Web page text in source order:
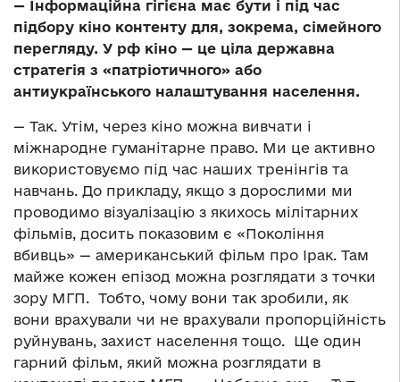
— Інформаційна гігієна має бути і під час
підбору кіно контенту для, зокрема, сімейного
перегляду. У рф кіно — це ціла державна
стратегія з «патріотичного» або
антиукраїнського налаштування населення.
— Так. Утім, через кіно можна вивчати і
міжнародне гуманітарне право. Ми це активно
використовуємо під час наших тренінгів та
навчань. До прикладу, якщо з дорослими ми
проводимо візуалізацію з якихось мілітарних
фільмів, досить показовим є «Покоління
вбивць» — американський фільм про Ірак. Там
майже кожен епізод можна розглядати з точки
зору МГП. Тобто, чому вони так зробили, як
вони врахували чи не врахували пропорційність
руйнувань, захист населення тощо. Ще один
гарний фільм, який можна розглядати в